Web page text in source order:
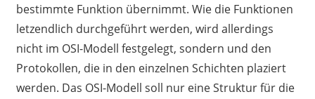
bestimmte Funktion übernimmt. Wie die Funktionen
letzendlich durchgeführt werden, wird allerdings
nicht im OSI-Modell festgelegt, sondern und den
Protokollen, die in den einzelnen Schichten plaziert
werden. Das OSI-Modell soll nur eine Struktur für die